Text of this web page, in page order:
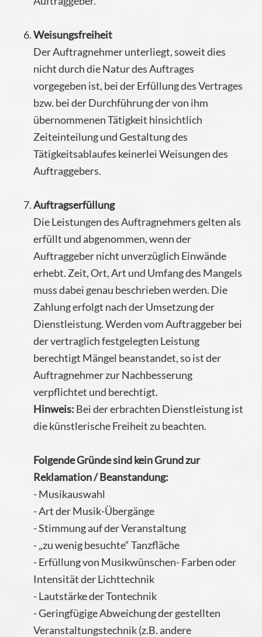
Weisungsfreiheit
Der Auftragnehmer unterliegt, soweit dies
nicht durch die Natur des Auftrages
vorgegeben ist, bei der Erfüllung des Vertrages
bzw. bei der Durchführung der von ihm
übernommenen Tätigkeit hinsichtlich
Zeiteinteilung und Gestaltung des
Tätigkeitsablaufes keinerlei Weisungen des
Auftraggebers.
Auftragserfüllung
Die Leistungen des Auftragnehmers gelten als
erfüllt und abgenommen, wenn der
Auftraggeber nicht unverzüglich Einwände
erhebt. Zeit, Ort, Art und Umfang des Mangels
muss dabei genau beschrieben werden. Die
Zahlung erfolgt nach der Umsetzung der
Dienstleistung. Werden vom Auftraggeber bei
der vertraglich festgelegten Leistung
berechtigt Mängel beanstandet, so ist der
Auftragnehmer zur Nachbesserung
verpflichtet und berechtigt.
Hinweis: Bei der erbrachten Dienstleistung ist
die künstlerische Freiheit zu beachten.
Folgende Gründe sind kein Grund zur
Reklamation / Beanstandung:
- Musikauswahl
- Art der Musik-Übergänge
- Stimmung auf der Veranstaltung
- „zu wenig besuchte“ Tanzfläche
- Erfüllung von Musikwünschen- Farben oder
Intensität der Lichttechnik
- Lautstärke der Tontechnik
- Geringfügige Abweichung der gestellten
Veranstaltungstechnik (z.B. andere